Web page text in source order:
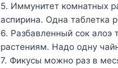
5. Иммунитет комнатных
аспирина. Одна таблетка
6. Разбавленный сок
растениям. Надо одну
7. Фикусы можно раз в